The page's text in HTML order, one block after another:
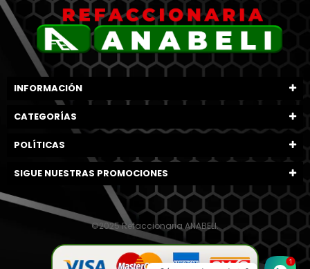
INFORMACIÓN
CATEGORÍAS
POLÍTICAS
SIGUE NUESTRAS PROMOCIONES
©2025 Refaccionaria ANABELI.
1